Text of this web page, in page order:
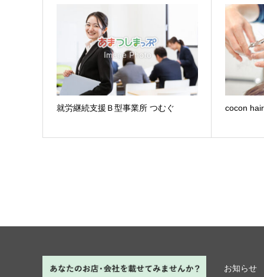
就労継続支援Ｂ型事業所 つむぐ cocon
お知らせ